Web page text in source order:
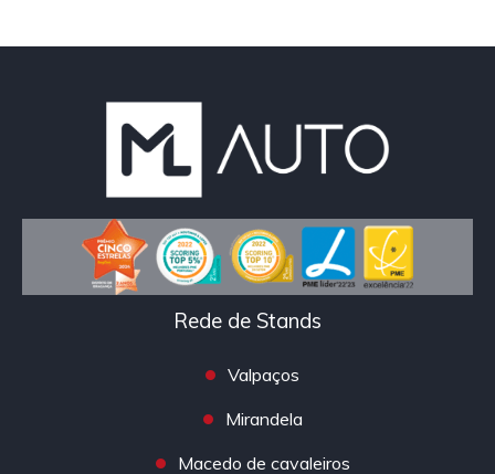
Rede de Stands
Valpaços
Mirandela
Macedo de cavaleiros